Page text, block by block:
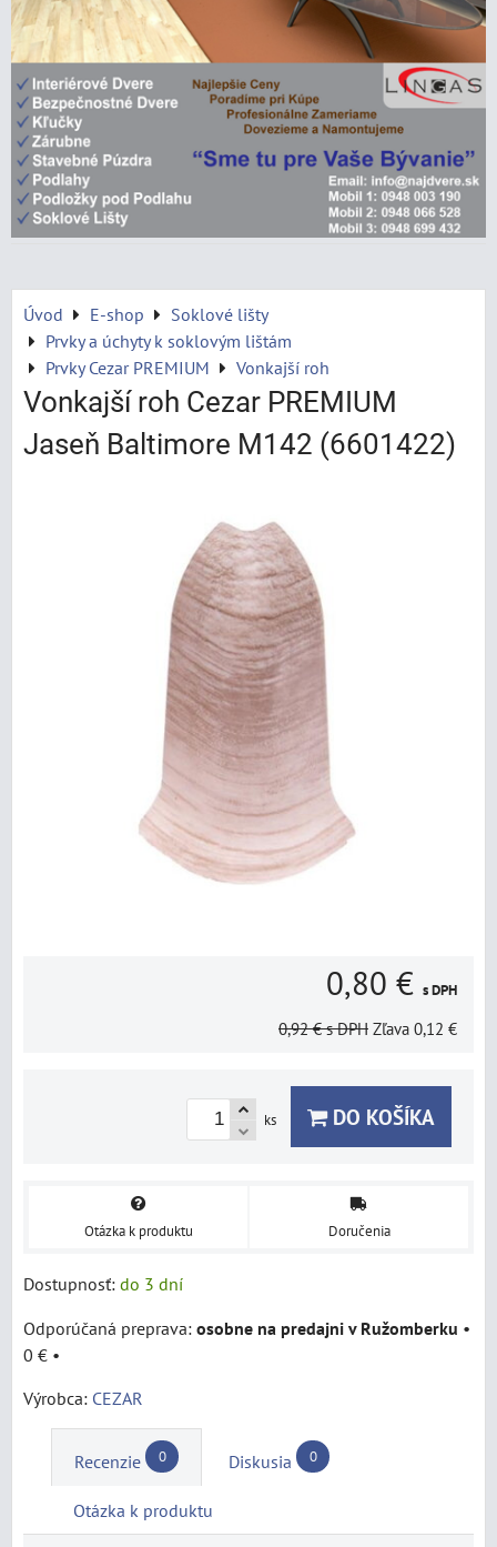
Úvod E-shop
Soklové lišty
Prvky a úchyty k soklovým lištám
Prvky Cezar PREMIUM
Vonkajší roh
Vonkajší roh Cezar PREMIUM
Jaseň Baltimore M142 (6601422)
0,80 € s DPH
0,92 € s DPH Zľava 0,12 €
ks DO KOŠÍKA
Otázka k produktu Doručenia
Dostupnosť: do 3 dní
osobne na predajni v Ružomberku •
0 € •
Výrobca: CEZAR
Recenzie 0 Diskusia 0
Otázka k produktu